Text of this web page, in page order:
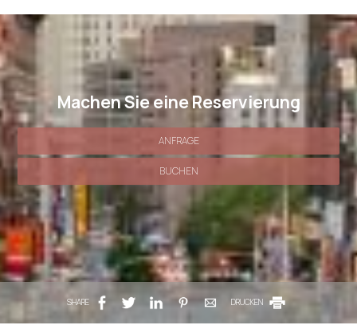
Machen Sie eine Reservierung
ANFRAGE
BUCHEN
SHARE DRUCKEN